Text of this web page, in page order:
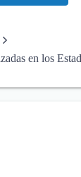
en los